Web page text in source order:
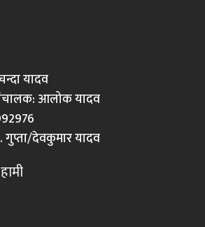
यादव
आलोक यादव
देवकुमार यादव